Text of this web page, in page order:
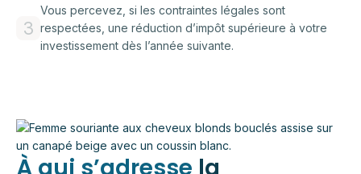
3
Vous percevez, si les contraintes légales sont
respectées, une réduction d’impôt supérieure à votre
investissement dès l’année suivante.